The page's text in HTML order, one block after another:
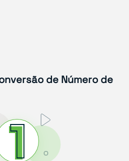
de Número de